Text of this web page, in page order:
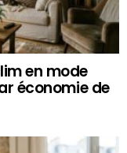
en mode
économie de